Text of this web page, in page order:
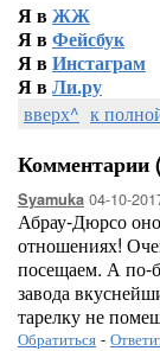
Я вЖЖ
Я вФейсбук
Я вИнстаграм
Я вЛи.ру
вверх^ к
Комментарии
Syamuka 04-10-
Абрау-Дюрсо
отношениях!
посещаем. А по-
завода
тарелку не
Обратиться -